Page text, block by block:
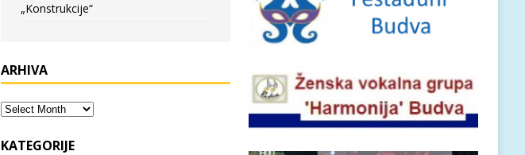
„Konstrukcije“
ARHIVA
KATEGORIJE